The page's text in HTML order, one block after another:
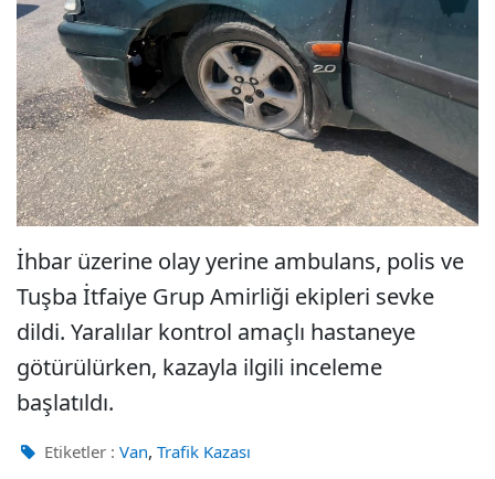
İhbar üzerine olay yerine ambulans, polis ve
Tuşba İtfaiye Grup Amirliği ekipleri sevke
dildi. Yaralılar kontrol amaçlı hastaneye
götürülürken, kazayla ilgili inceleme
başlatıldı.
Etiketler : Van, Trafik Kazası